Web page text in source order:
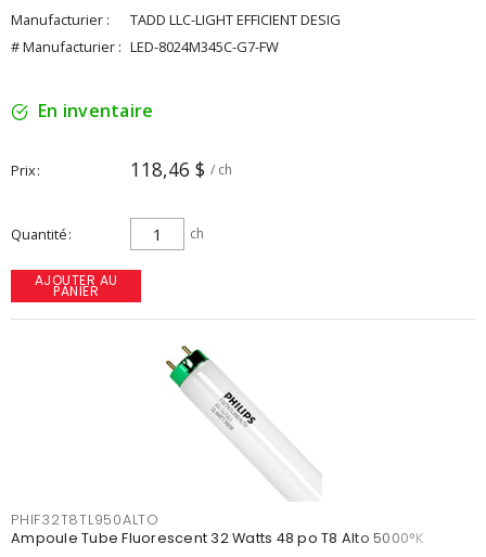
Manufacturier :
TADD LLC-LIGHT EFFICIENT DESIG
# Manufacturier : LED-8024M345C-G7-FW
En inventaire
Prix 118,46 $ / ch
Quantité ch
AJOUTER AU
PANIER
PHIF32T8TL950ALTO
Ampoule Tube Fluorescent 32 Watts 48 po T8 Alto 5000°K